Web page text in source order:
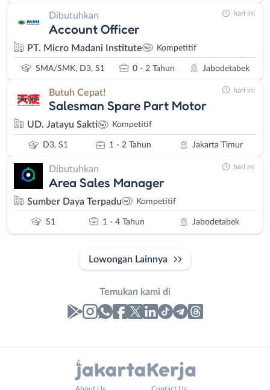
Dibutuhkan
Account Officer
PT. Micro Madani Institute Kompetitif
SMA/SMK, D3, S1 0 - 2 Tahun Jabodetabek
hari ini
Butuh Cepat!
Salesman Spare Part Motor
UD. Jatayu Sakti Kompetitif
D3, S1 1 - 2 Tahun Jakarta Timur
hari ini
Dibutuhkan
Area Sales Manager
Sumber Daya Terpadu Kompetitif
S1 1 - 4 Tahun Jabodetabek
hari ini
Lowongan Lainnya
Temukan kami di